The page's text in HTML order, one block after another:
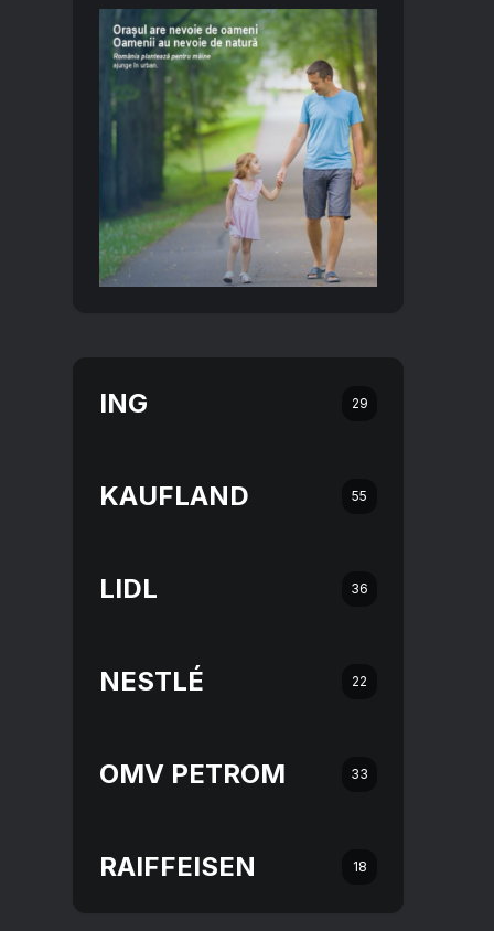
ING 29
KAUFLAND 55
LIDL 36
NESTLÉ 22
OMV PETROM 33
RAIFFEISEN 18